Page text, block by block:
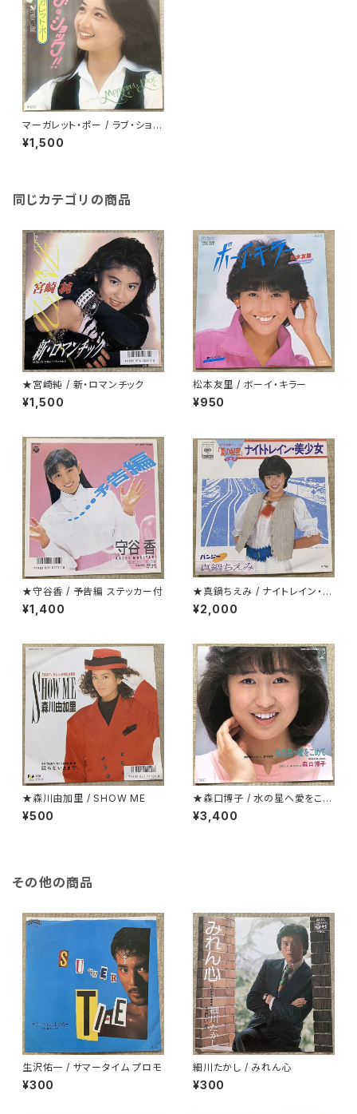
マーガレット・ポー / ラブ・ショッ
ク!!
¥1,500
同じカテゴリの商品
★宮崎純 / 新・ロマンチック
¥1,500
松本友里 / ボーイ・キラー
¥950
★守谷香 / 予告編 ステッカー付
¥1,400
★真鍋ちえみ / ナイトレイン・美
少女 プロモ
¥2,000
★森川由加里 / SHOW ME
¥500
★森口博子 / 水の星へ愛をこめ
て
¥3,400
その他の商品
生沢佑一 / サマータイム プロモ
¥300
細川たかし / みれん心
¥300